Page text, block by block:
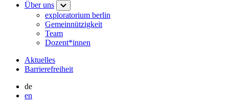
Über uns
exploratorium berlin
Gemeinnützigkeit
Team
Dozent*innen
Aktuelles
Barrierefreiheit
de
en